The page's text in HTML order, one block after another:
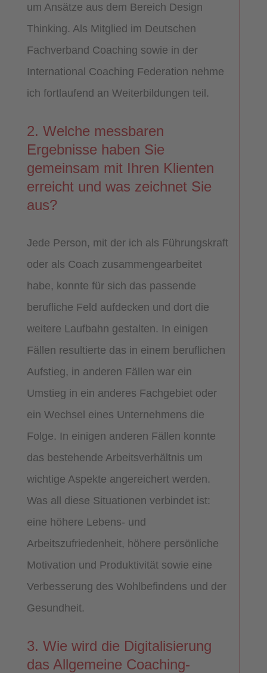
um Ansätze aus dem Bereich Design
Thinking. Als Mitglied im Deutschen
Fachverband Coaching sowie in der
International Coaching Federation nehme
ich fortlaufend an Weiterbildungen teil.
2. Welche messbaren
Ergebnisse haben Sie
gemeinsam mit Ihren Klienten
erreicht und was zeichnet Sie
aus?
Jede Person, mit der ich als Führungskraft
oder als Coach zusammengearbeitet
habe, konnte für sich das passende
berufliche Feld aufdecken und dort die
weitere Laufbahn gestalten. In einigen
Fällen resultierte das in einem beruflichen
Aufstieg, in anderen Fällen war ein
Umstieg in ein anderes Fachgebiet oder
ein Wechsel eines Unternehmens die
Folge. In einigen anderen Fällen konnte
das bestehende Arbeitsverhältnis um
wichtige Aspekte angereichert werden.
Was all diese Situationen verbindet ist:
eine höhere Lebens- und
Arbeitszufriedenheit, höhere persönliche
Motivation und Produktivität sowie eine
Verbesserung des Wohlbefindens und der
Gesundheit.
3. Wie wird die Digitalisierung
das Allgemeine Coaching-